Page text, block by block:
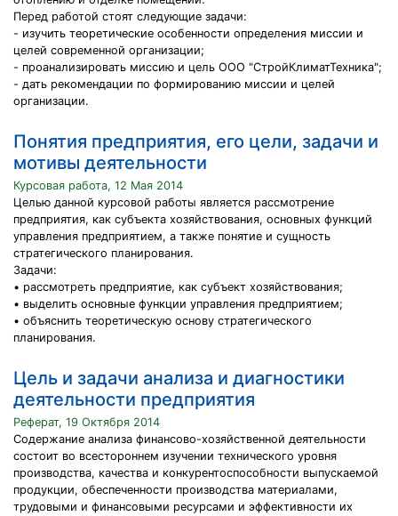
Перед работой стоят следующие задачи:
- изучить теоретические особенности определения миссии и
целей современной организации;
- проанализировать миссию и цель ООО "СтройКлиматТехника";
- дать рекомендации по формированию миссии и целей
организации.
Понятия предприятия, его цели, задачи и
мотивы деятельности
Курсовая работа, 12 Мая 2014
Целью данной курсовой работы является рассмотрение
предприятия, как субъекта хозяйствования, основных функций
управления предприятием, а также понятие и сущность
стратегического планирования.
Задачи:
• рассмотреть предприятие, как субъект хозяйствования;
• выделить основные функции управления предприятием;
• объяснить теоретическую основу стратегического
планирования.
Цель и задачи анализа и диагностики
деятельности предприятия
Реферат, 19 Октября 2014
Содержание анализа финансово-хозяйственной деятельности
состоит во всестороннем изучении технического уровня
производства, качества и конкурентоспособности выпускаемой
продукции, обеспеченности производства материалами,
трудовыми и финансовыми ресурсами и эффективности их